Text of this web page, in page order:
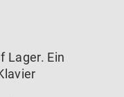
Lager. Ein